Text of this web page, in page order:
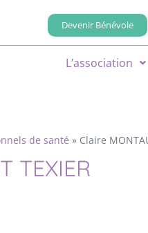
Devenir Bénévole
L’association
de santé » Claire
TEXIER